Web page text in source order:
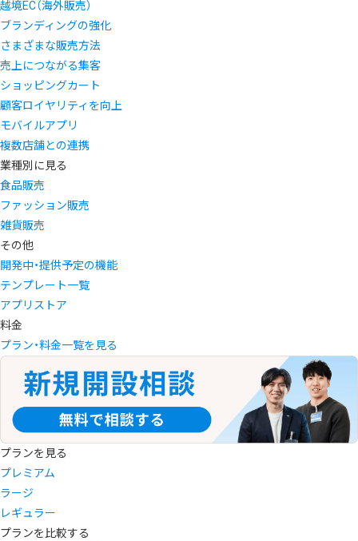
越境EC（海外販売）
ブランディングの強化
さまざまな販売方法
売上につながる集客
ショッピングカート
顧客ロイヤリティを向上
モバイルアプリ
複数店舗との連携
業種別に見る
食品販売
ファッション販売
雑貨販売
その他
開発中・提供予定の機能
テンプレート一覧
アプリストア
料金
プラン・料金一覧を見る
プランを見る
プレミアム
ラージ
レギュラー
プランを比較する